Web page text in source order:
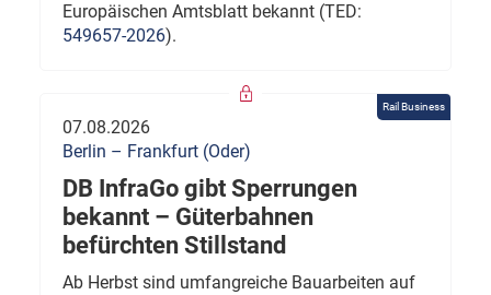
Europäischen Amtsblatt bekannt (TED:
549657-2026).
Rail Business
07.08.2026
Berlin – Frankfurt (Oder)
DB InfraGo gibt Sperrungen
bekannt – Güterbahnen
befürchten Stillstand
Ab Herbst sind umfangreiche Bauarbeiten auf